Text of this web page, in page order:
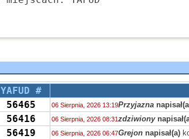
YAFUD #
56465
06 Sierpnia, 2026 13:19Przyjazna
56416 06 Sierpnia, 2026 08:31zdziwiony
56419 06 Sierpnia, 2026 06:47Grejon napisał(a)